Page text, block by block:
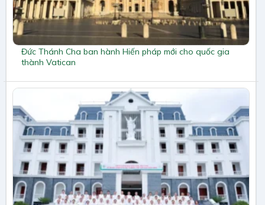
Đức Thánh Cha ban hành Hiến pháp mới cho quốc gia
thành Vatican